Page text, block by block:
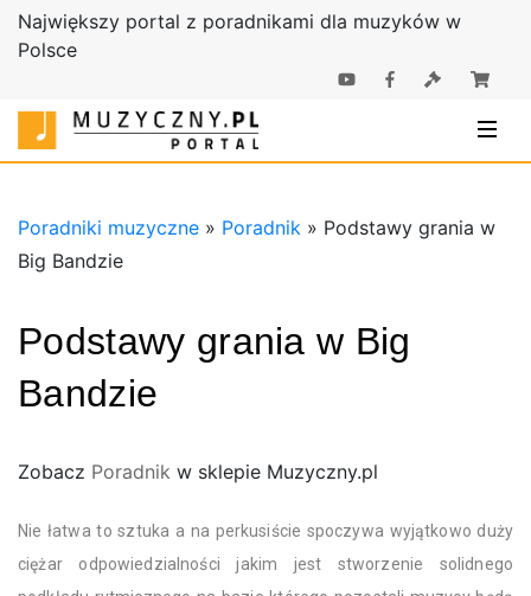
Największy portal z poradnikami dla muzyków w
Polsce
Sklep
muzyczne |
Poradniki muzyczne » Poradnik » Podstawy grania w
Big Bandzie
Podstawy grania w Big
Bandzie
Zobacz Poradnik w sklepie Muzyczny.pl
Nie łatwa to sztuka a na perkusiście spoczywa wyjątkowo duży
ciężar odpowiedzialności jakim jest stworzenie solidnego